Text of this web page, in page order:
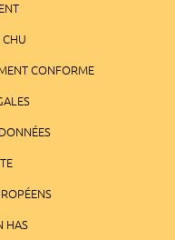
CHU
CONFORME
HAS